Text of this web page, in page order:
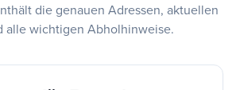
die genauen Adressen, aktuellen
alle wichtigen Abholhinweise.